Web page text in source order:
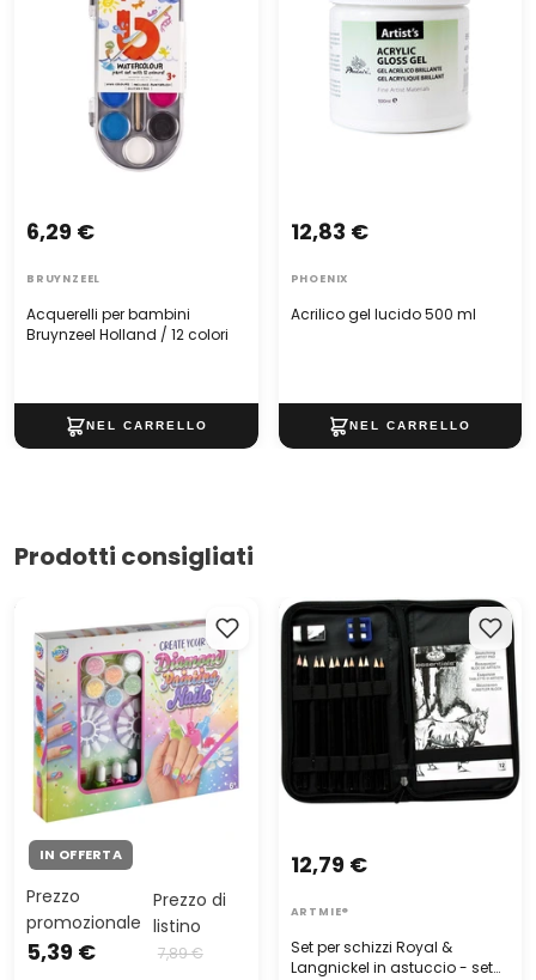
Acquerelli per bambini
Bruynzeel Holland / 12 colori
6,29 €
BRUYNZEEL
Acrilico gel lucido 500 ml
12,83 €
PHOENIX
Prodotti consigliati
Set per nail art creative
IN OFFERTA
Prezzo
promozionale
5,39 €
Prezzo di
listino
7,89 €
Set per schizzi Royal &
Langnickel in astuccio - set
di 14 pezzi
Set per schizzi Royal &
Langnickel in astuccio - set
12,79 €
ARTMIE®